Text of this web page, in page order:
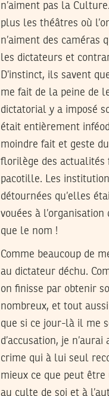
n’aiment pas la
plus les théâtres où
n’aiment des
les dictateurs et
D’instinct, ils savent
me fait de la peine de
dictatorial y a imposé
était entièrement
moindre fait et geste
florilège des actualités
pacotille. Les
détournées qu’elles
vouées à
que le nom !
Comme beaucoup de
au dictateur déchu.
on finisse par obtenir
nombreux, et tout aussi
que si ce jour-là il me
d’accusation, je
crime qui à lui seul
mieux ce que peut
au culte de soi et à